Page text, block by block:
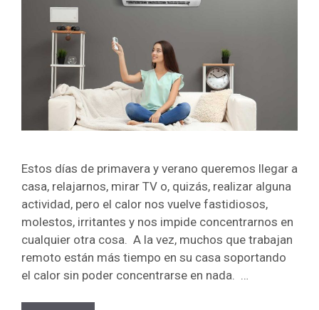
Estos días de primavera y verano queremos llegar a
casa, relajarnos, mirar TV o, quizás, realizar alguna
actividad, pero el calor nos vuelve fastidiosos,
molestos, irritantes y nos impide concentrarnos en
cualquier otra cosa. A la vez, muchos que trabajan
remoto están más tiempo en su casa soportando
el calor sin poder concentrarse en nada. …